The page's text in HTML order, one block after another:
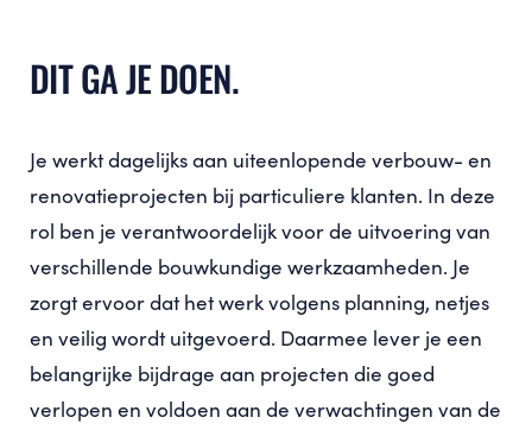
DIT GA JE DOEN.
Je werkt dagelijks aan uiteenlopende verbouw- en
renovatieprojecten bij particuliere klanten. In deze
rol ben je verantwoordelijk voor de uitvoering van
verschillende bouwkundige werkzaamheden. Je
zorgt ervoor dat het werk volgens planning, netjes
en veilig wordt uitgevoerd. Daarmee lever je een
belangrijke bijdrage aan projecten die goed
verlopen en voldoen aan de verwachtingen van de